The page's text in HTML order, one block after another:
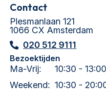
Contact
Plesmanlaan 121
1066 CX Amsterdam
020 512 9111
Bezoektijden
Ma-Vrij:
10:30 -
Weekend: 10:30 -